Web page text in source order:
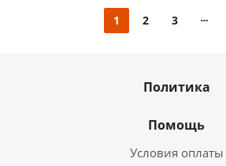
1 2 3
Политика
Помощь
Условия оплаты